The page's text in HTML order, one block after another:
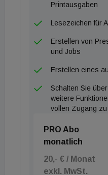
Printausgaben
Lesezeichen für
Erstellen von
und Jobs
Erstellen eines
Schalten Sie
weitere
vollen Zugang zu
PRO Abo
monatlich
20,- € / Monat
exkl. MwSt.